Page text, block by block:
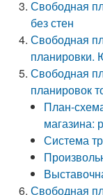
Свободная
без стен
Свободная
планировки.
Свободная
планировок
План-
магазина:
Система
Свободная